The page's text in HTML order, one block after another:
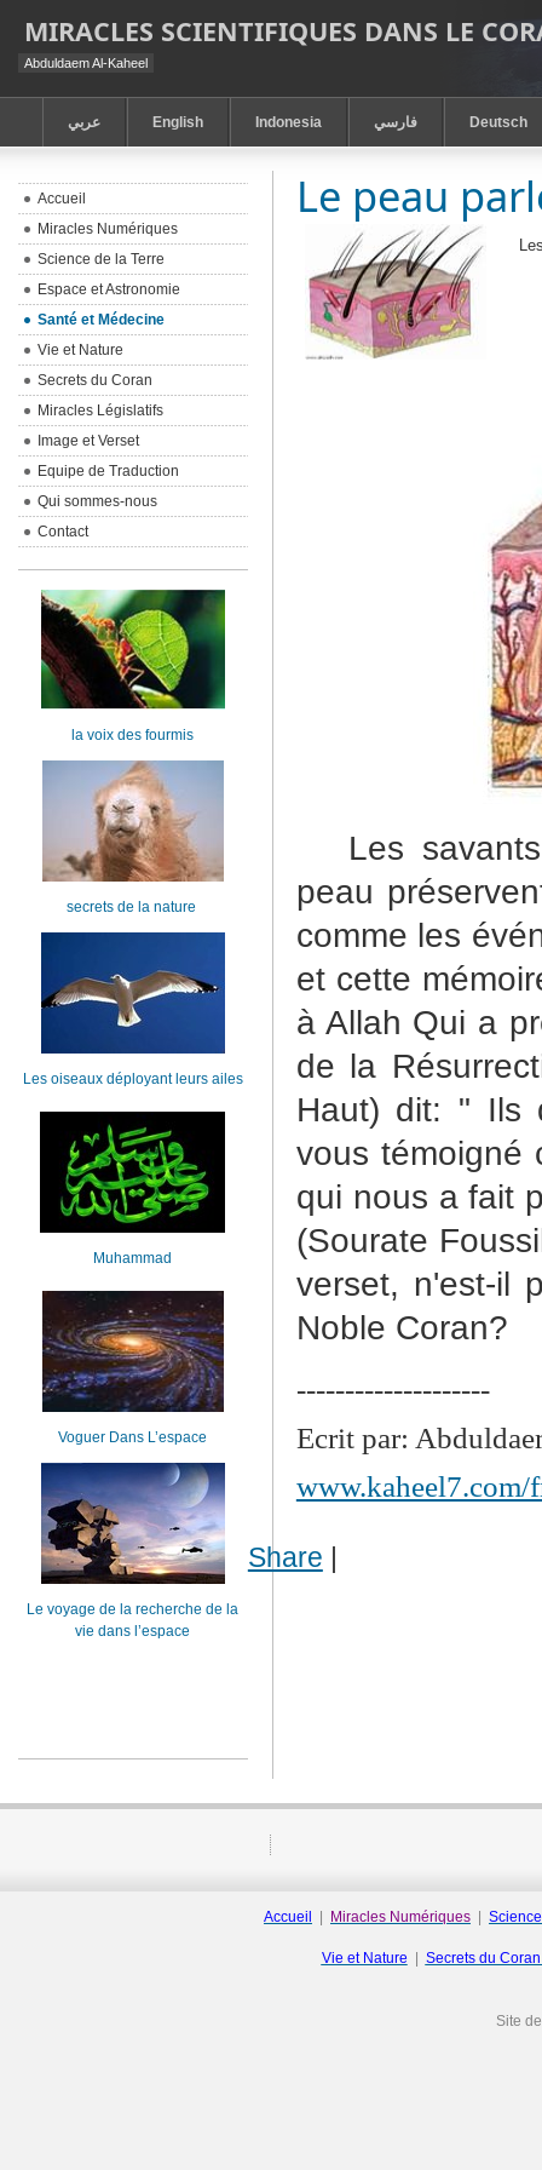
MIRACLES SCIENTIFIQUES DANS LE
Abduldaem Al-Kaheel
عربي English Indonesia فارسي Deutsch
Le peau
Les
peau
comme les
et cette
à Allah Qui a
de la
Haut) dit: " Ils
vous témoigné
qui nous a fait
(Sourate
verset, n'est-il
Noble Coran?
--------------------
Ecrit par:
www.kaheel7.com/
Share |
Accueil
Miracles Numériques
Science de la Terre
Espace et Astronomie
Santé et Médecine
Vie et Nature
Secrets du Coran
Miracles Législatifs
Image et Verset
Equipe de Traduction
Qui sommes-nous
Contact
la voix des fourmis
secrets de la nature
Les oiseaux déployant leurs ailes
Muhammad
Voguer Dans L’espace
Le voyage de la recherche de la
vie dans l’espace
Accueil Miracles Numériques
Vie et Nature Secrets du
Site